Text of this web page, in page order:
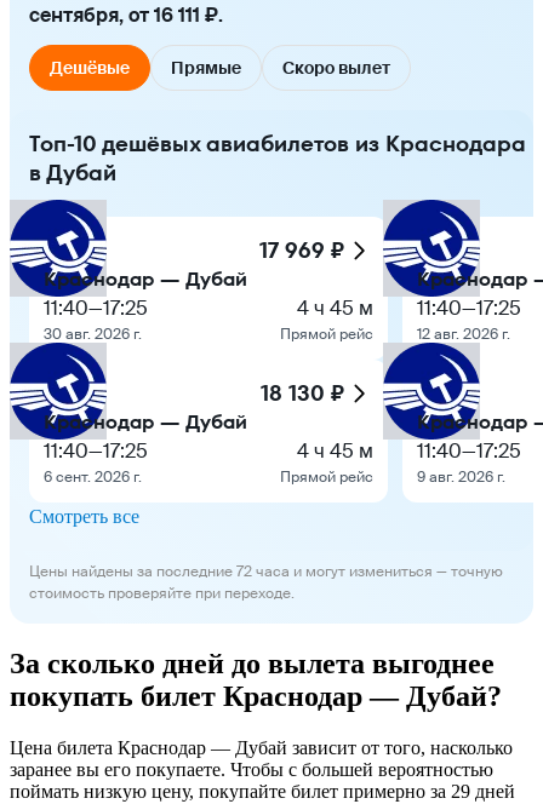
сентября, от 16 111 ₽.
Дешёвые Прямые Скоро вылет
Топ-10 дешёвых авиабилетов из Краснодара
в Дубай
17 969 ₽
Краснодар — Дубай
11:40—17:25
30 авг. 2026 г.
4 ч 45 м
Прямой рейс
18 130 ₽
Краснодар — Дубай
11:40—17:25
6 сент. 2026 г.
4 ч 45 м
Прямой рейс
Краснодар
11:40—17:25
12 авг. 2026 г.
Краснодар
11:40—17:25
9 авг. 2026 г.
Смотреть все
Цены найдены за последние 72 часа и могут измениться — точную
стоимость проверяйте при переходе.
За сколько дней до вылета выгоднее
покупать билет Краснодар — Дубай?
Цена билета Краснодар — Дубай зависит от того, насколько
заранее вы его покупаете. Чтобы с большей вероятностью
поймать низкую цену, покупайте билет примерно за 29 дней